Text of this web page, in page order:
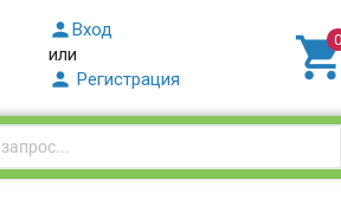
Вход
или
 Регистрация